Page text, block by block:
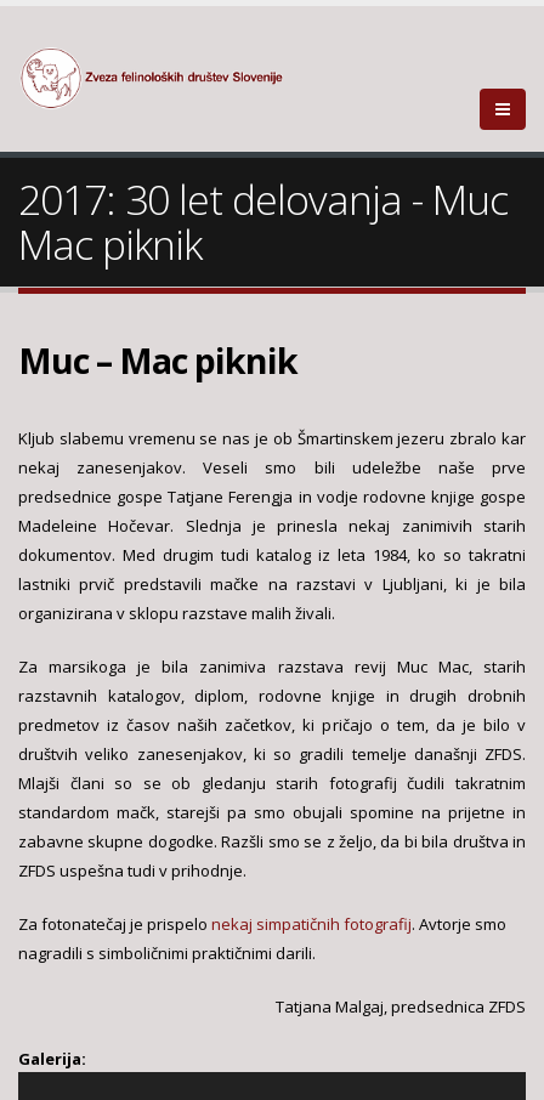
2017: 30 let delovanja - Muc
Mac piknik
Muc – Mac piknik
Kljub slabemu vremenu se nas je ob Šmartinskem jezeru zbralo kar
nekaj zanesenjakov. Veseli smo bili udeležbe naše prve
predsednice gospe Tatjane Ferengja in vodje rodovne knjige gospe
Madeleine Hočevar. Slednja je prinesla nekaj zanimivih starih
dokumentov. Med drugim tudi katalog iz leta 1984, ko so takratni
lastniki prvič predstavili mačke na razstavi v Ljubljani, ki je bila
organizirana v sklopu razstave malih živali.
Za marsikoga je bila zanimiva razstava revij Muc Mac, starih
razstavnih katalogov, diplom, rodovne knjige in drugih drobnih
predmetov iz časov naših začetkov, ki pričajo o tem, da je bilo v
društvih veliko zanesenjakov, ki so gradili temelje današnji ZFDS.
Mlajši člani so se ob gledanju starih fotografij čudili takratnim
standardom mačk, starejši pa smo obujali spomine na prijetne in
zabavne skupne dogodke. Razšli smo se z željo, da bi bila društva in
ZFDS uspešna tudi v prihodnje.
Za fotonatečaj je prispelo nekaj simpatičnih fotografij. Avtorje smo
nagradili s simboličnimi praktičnimi darili.
Tatjana Malgaj, predsednica ZFDS
Galerija: